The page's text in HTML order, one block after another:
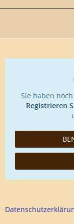
Sie haben
Registrieren